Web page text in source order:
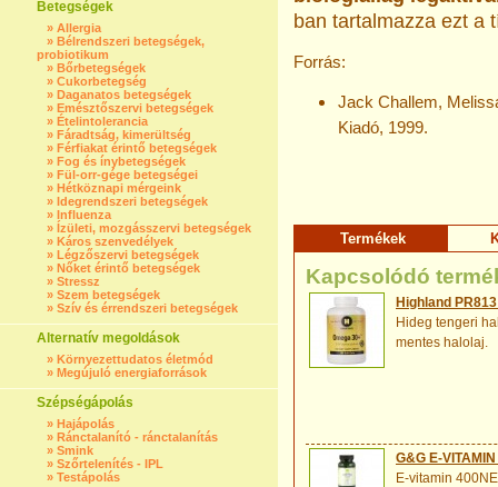
Betegségek
» Allergia
» Bélrendszeri betegségek,
probiotikum
» Bőrbetegségek
» Cukorbetegség
» Daganatos betegségek
» Emésztőszervi betegségek
» Ételintolerancia
» Fáradtság, kimerültség
» Férfiakat érintő betegségek
» Fog és ínybetegségek
» Fül-orr-gége betegségei
» Hétköznapi mérgeink
» Idegrendszeri betegségek
» Influenza
» Ízületi, mozgásszervi betegségek
» Káros szenvedélyek
» Légzőszervi betegségek
» Nőket érintő betegségek
» Stressz
» Szem betegségek
» Szív és érrendszeri betegségek
Alternatív megoldások
» Környezettudatos életmód
» Megújuló energiaforrások
Szépségápolás
» Hajápolás
» Ránctalanító - ránctalanítás
» Smink
» Szőrtelenítés - IPL
» Testápolás
ban tartalmazza ezt a
Forrás:
Jack Challem,
Kiadó, 1999.
Termékek
Kapcsolódó
Highland
Hideg tengeri
mentes halolaj.
G&G E-
E-vitamin